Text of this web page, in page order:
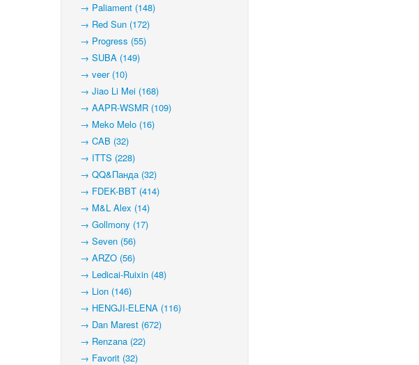
→ Paliament (148)
→ Red Sun (172)
→ Progress (55)
→ SUBA (149)
→ veer (10)
→ Jiao Li Mei (168)
→ AAPR-WSMR (109)
→ Meko Melo (16)
→ CAB (32)
→ ITTS (228)
→ QQ&Панда (32)
→ FDEK-BBT (414)
→ M&L Alex (14)
→ Gollmony (17)
→ Seven (56)
→ ARZO (56)
→ Ledicai-Ruixin (48)
→ Lion (146)
→ HENGJI-ELENA (116)
→ Dan Marest (672)
→ Renzana (22)
→ Favorit (32)